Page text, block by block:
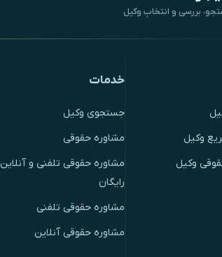
بررسی و انتخابِ وکیل
وکیل
وکیل
خدمات
جستجوی وکیل
مشاوره حقوقی
مشاوره حقوقی تلفنی و آنلاین
رایگان
مشاوره حقوقی تلفنی
مشاوره حقوقی آنلاین